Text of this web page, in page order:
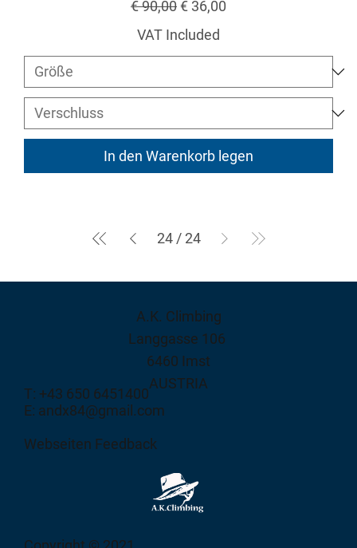
Regular Price
€ 90,00Sale Price
€ 36,00
VAT Included
In den Warenkorb legen
24 / 24
A.K. Climbing
Langgasse 106
6460 Imst
AUSTRIA
T: +43 650 6451400
E: andx84@gmail.com
Webseiten Feedback